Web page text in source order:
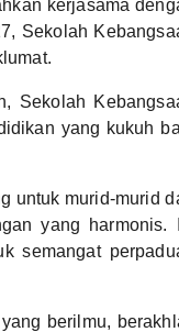
kerjasama
Sekolah
Sekolah
yang kukuh
untuk murid-murid
yang harmonis.
semangat
berilmu,